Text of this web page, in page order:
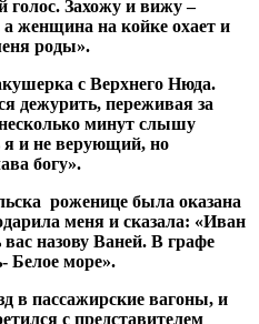
Захожу и вижу –
а женщина на койке охает и
роды».
с Верхнего Нюда.
дежурить, переживая за
минут слышу
я и не верующий, но
богу».
роженице была оказана
меня и сказала: «Иван
назову Ваней. В графе
Белое море».
в пассажирские вагоны, и
с представителем